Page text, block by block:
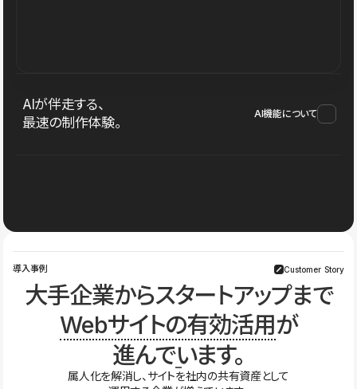
AIが伴走する、
最速の制作体験。
AI機能について
導入事例 Customer Story
大手企業からスタートアップまで
Webサイトの有効活用が
進んでいます。
属人化を解消し、サイトを社内の共有資産として